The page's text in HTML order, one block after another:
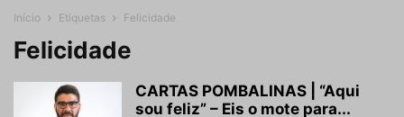
Início Etiquetas Felicidade
Felicidade
CARTAS POMBALINAS | “Aqui
sou feliz” – Eis o mote para...